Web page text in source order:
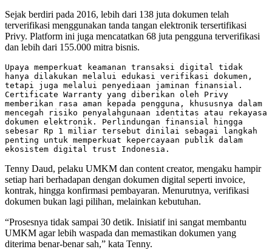
Sejak berdiri pada 2016, lebih dari 138 juta dokumen telah
terverifikasi menggunakan tanda tangan elektronik tersertifikasi
Privy. Platform ini juga mencatatkan 68 juta pengguna terverifikasi
dan lebih dari 155.000 mitra bisnis.
Upaya memperkuat keamanan transaksi digital tidak
hanya dilakukan melalui edukasi verifikasi dokumen,
tetapi juga melalui penyediaan jaminan finansial.
Certificate Warranty yang diberikan oleh Privy
memberikan rasa aman kepada pengguna, khususnya dalam
mencegah risiko penyalahgunaan identitas atau rekayasa
dokumen elektronik. Perlindungan finansial hingga
sebesar Rp 1 miliar tersebut dinilai sebagai langkah
penting untuk memperkuat kepercayaan publik dalam
ekosistem digital trust Indonesia.
Tenny Daud, pelaku UMKM dan content creator, mengaku hampir
setiap hari berhadapan dengan dokumen digital seperti invoice,
kontrak, hingga konfirmasi pembayaran. Menurutnya, verifikasi
dokumen bukan lagi pilihan, melainkan kebutuhan.
“Prosesnya tidak sampai 30 detik. Inisiatif ini sangat membantu
UMKM agar lebih waspada dan memastikan dokumen yang
diterima benar-benar sah,” kata Tenny.